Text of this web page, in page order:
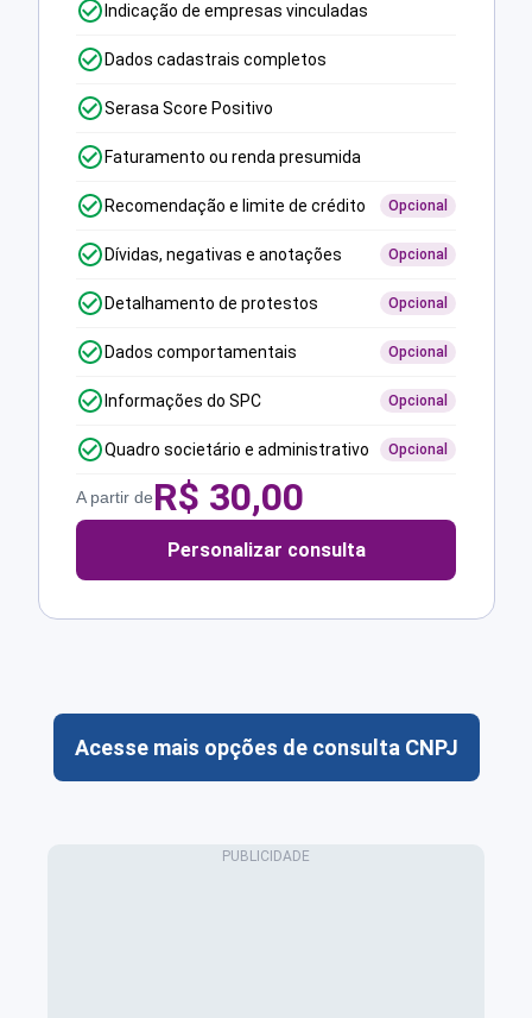
Indicação de empresas vinculadas
Dados cadastrais completos
Serasa Score Positivo
Faturamento ou renda presumida
Recomendação e limite de crédito Opcional
Dívidas, negativas e anotações Opcional
Detalhamento de protestos Opcional
Dados comportamentais Opcional
Informações do SPC Opcional
Quadro societário e administrativo Opcional
A partir deR$ 30,00
Personalizar consulta
Acesse mais opções de consulta CNPJ